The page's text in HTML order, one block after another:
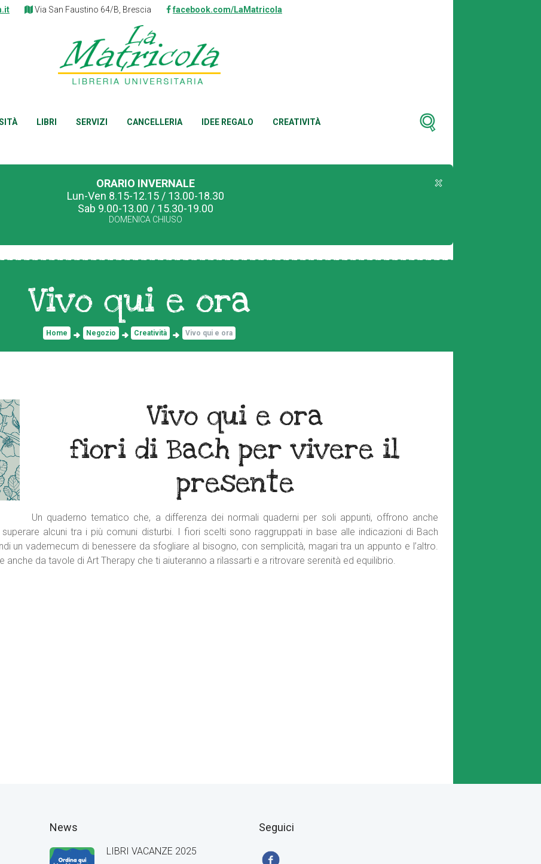
Via San Faustino 64/B, Brescia facebook.com/LaMatricola
LIBRI SERVIZI CANCELLERIA IDEE REGALO CREATIVITÀ
ORARIO INVERNALE
Lun-Ven 8.15-12.15 / 13.00-18.30
Sab 9.00-13.00 / 15.30-19.00
DOMENICA CHIUSO
Vivo qui e ora
Home Negozio Creatività Vivo qui e ora
Vivo qui e ora
fiori di Bach per vivere il
presente
Un quaderno tematico che, a differenza dei normali quaderni per soli appunti, offrono anche
alcuni tra i più comuni disturbi. I fiori scelti sono raggruppati in base alle indicazioni di Bach
un vademecum di benessere da sfogliare al bisogno, con semplicità, magari tra un appunto e l’altro.
da tavole di Art Therapy che ti aiuteranno a rilassarti e a ritrovare serenità ed equilibrio.
News
LIBRI VACANZE 2025
Seguici